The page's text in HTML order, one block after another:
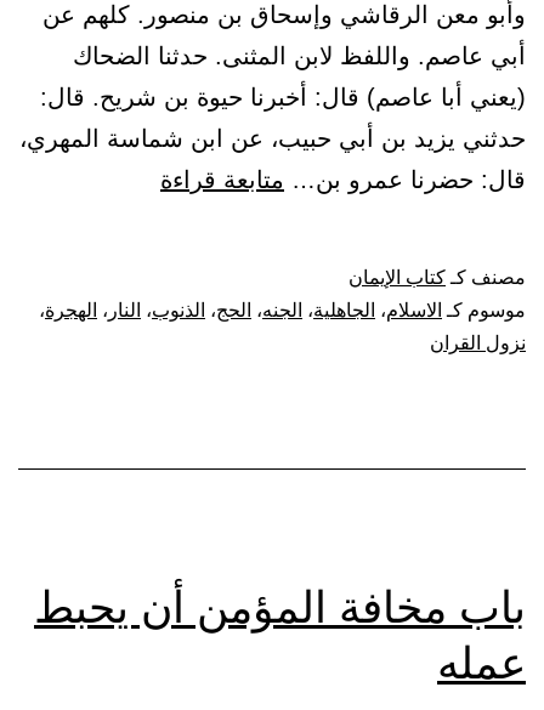
وأبو معن الرقاشي وإسحاق بن منصور. كلهم عن
أبي عاصم. واللفظ لابن المثنى. حدثنا الضحاك
(يعني أبا عاصم) قال: أخبرنا حيوة بن شريح. قال:
حدثني يزيد بن أبي حبيب، عن ابن شماسة المهري،
قال: حضرنا عمرو بن… متابعة قراءة
يهدم
الهجرة
مصنف كـ كتاب الإيمان
موسوم كـ الاسلام، الجاهلية، الجنه، الحج، الذنوب، النار ، الهجرة،
نزول القران
باب مخافة المؤمن أن يحبط
عمله